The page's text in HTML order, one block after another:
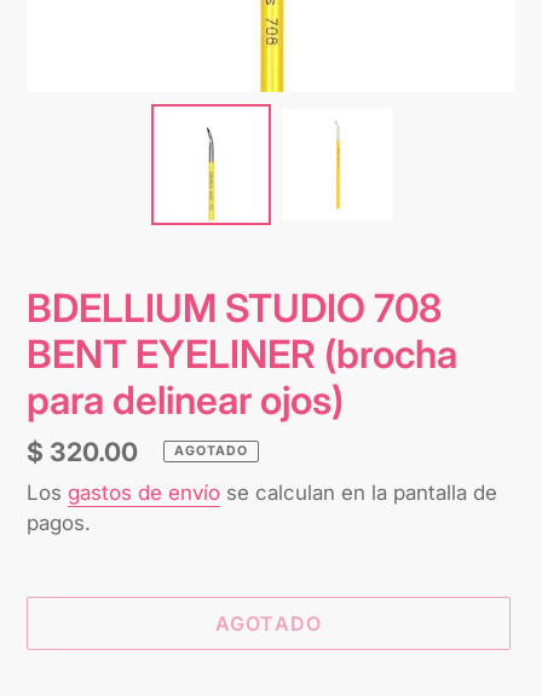
BDELLIUM STUDIO 708
BENT EYELINER (brocha
para delinear ojos)
Precio
habitual
$ 320.00 AGOTADO
Los gastos de envío se calculan en la pantalla de
pagos.
AGOTADO